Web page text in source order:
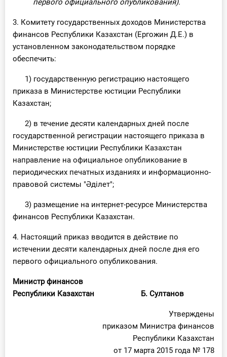
первого официального опубликования).
3. Комитету государственных доходов Министерства
финансов Республики Казахстан (Ергожин Д.Е.) в
установленном законодательством порядке
обеспечить:
1) государственную регистрацию настоящего
приказа в Министерстве юстиции Республики
Казахстан;
2) в течение десяти календарных дней после
государственной регистрации настоящего приказа в
Министерстве юстиции Республики Казахстан
направление на официальное опубликование в
периодических печатных изданиях и информационно-
правовой системы "Әділет";
3) размещение на интернет-ресурсе Министерства
финансов Республики Казахстан.
4. Настоящий приказ вводится в действие по
истечении десяти календарных дней после дня его
первого официального опубликования.
Министр финансов
Республики Казахстан Б. Султанов
Утверждены
приказом Министра финансов
Республики Казахстан
от 17 марта 2015 года № 178